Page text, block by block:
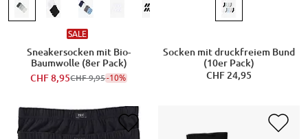
SALE
Sneakersocken mit Bio-
Baumwolle (8er Pack)
CHF 8,95CHF 9,95-10%
Socken mit druckfreiem Bund
(10er Pack)
CHF 24,95